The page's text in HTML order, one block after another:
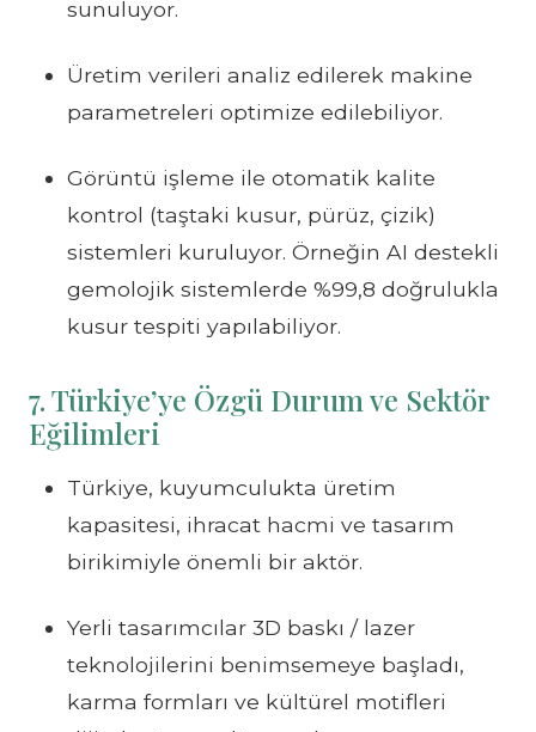
sunuluyor.
Üretim verileri analiz edilerek makine
parametreleri optimize edilebiliyor.
Görüntü işleme ile otomatik kalite
kontrol (taştaki kusur, pürüz, çizik)
sistemleri kuruluyor. Örneğin AI destekli
gemolojik sistemlerde %99,8 doğrulukla
kusur tespiti yapılabiliyor.
7. Türkiye’ye Özgü Durum ve Sektör
Eğilimleri
Türkiye, kuyumculukta üretim
kapasitesi, ihracat hacmi ve tasarım
birikimiyle önemli bir aktör.
Yerli tasarımcılar 3D baskı / lazer
teknolojilerini benimsemeye başladı,
karma formları ve kültürel motifleri